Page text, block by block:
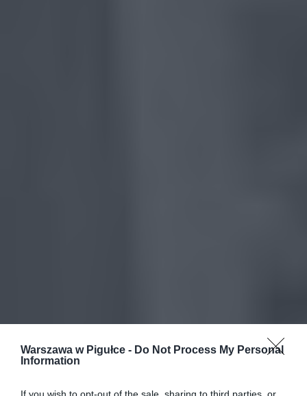
Warszawa w Pigułce - Do Not Process My Personal
Information